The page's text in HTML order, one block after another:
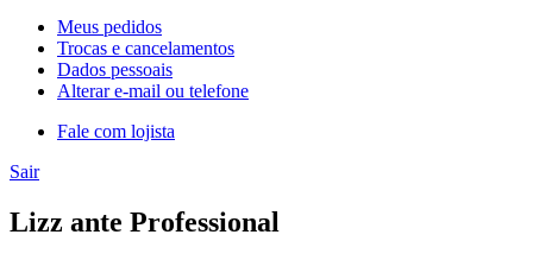
Meus pedidos
Trocas e cancelamentos
Dados pessoais
Alterar e-mail ou telefone
Fale com lojista
Sair
Lizz ante Professional